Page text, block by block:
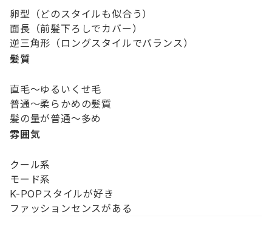
卵型（どのスタイルも似合う）
面長（前髪下ろしでカバー）
逆三角形（ロングスタイルでバランス）
髪質
直毛〜ゆるいくせ毛
普通〜柔らかめの髪質
髪の量が普通〜多め
雰囲気
クール系
モード系
K-POPスタイルが好き
ファッションセンスがある